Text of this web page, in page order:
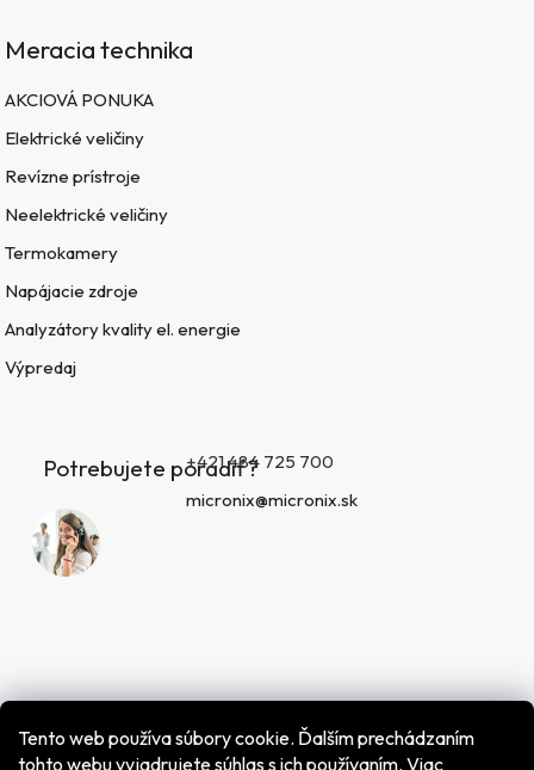
Tento web používa súbory cookie. Ďalším prechádzaním
tohto webu vyjadrujete súhlas s ich používaním. Viac
Meracia technika
AKCIOVÁ PONUKA
Elektrické veličiny
Revízne prístroje
Neelektrické veličiny
Termokamery
Napájacie zdroje
Analyzátory kvality el. energie
Výpredaj
Potrebujete poradiť?+421 484 725 700
micronix@micronix.sk